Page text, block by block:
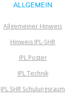
ALLGEMEIN
Allgemeiner Hinweis
Hinweis IPL-SHR
IPL Poster
IPL Technik
IPL SHR Schulungsraum